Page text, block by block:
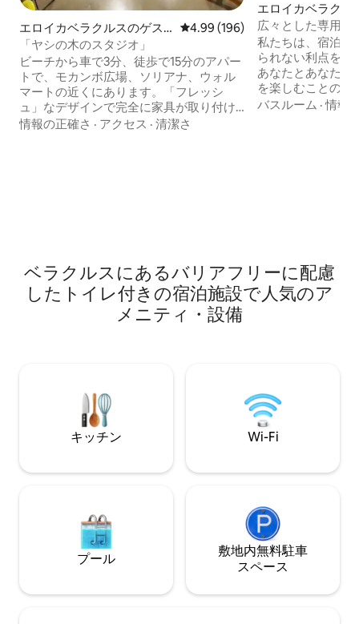
エロイカベラクルスのゲス
トスイート
レビュー196件、5つ星中4.99つ
4.99 (196)
「ヤシの木のスタジオ」
ビーチから車で3分、徒歩で15分のアパー
トで、モカンボ広場、ソリアナ、ウォル
マートの近くにあります。「フレッシ
ュ」なデザインで完全に家具が取り付け
られています。2名様まで、最大3名様
子様 ペット禁止
情報の正確さ · アクセス · 清潔さ
エロイカベラクル
広々とした専用の
メント。2寝室1バ
私たちは、宿泊施
られない利点を提供しま
あなたとあなたの
を楽しむことの重
す。私たちは、す
バスルーム ·情報
ベラクルスにあるバリアフリーに配慮
したトイレ付きの宿泊施設で人気のア
メニティ・設備
キッチン Wi-Fi
プール
敷地内無料駐⁠車
ス⁠ペ⁠ー⁠ス